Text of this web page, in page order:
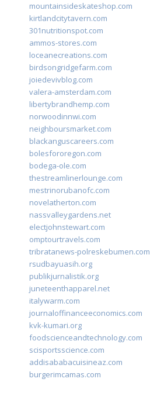
mountainsideskateshop.com
kirtlandcitytavern.com
301nutritionspot.com
ammos-stores.com
loceanecreations.com
birdsongridgefarm.com
joiedevivblog.com
valera-amsterdam.com
libertybrandhemp.com
norwoodinnwi.com
neighboursmarket.com
blackanguscareers.com
bolesfororegon.com
bodega-ole.com
thestreamlinerlounge.com
mestrinorubanofc.com
novelatherton.com
nassvalleygardens.net
electjohnstewart.com
omptourtravels.com
tribratanews-polreskebumen.com
rsudbayuasih.org
publikjurnalistik.org
juneteenthapparel.net
italywarm.com
journaloffinanceeconomics.com
kvk-kumari.org
foodscienceandtechnology.com
scisportsscience.com
addisababacuisineaz.com
burgerimcamas.com